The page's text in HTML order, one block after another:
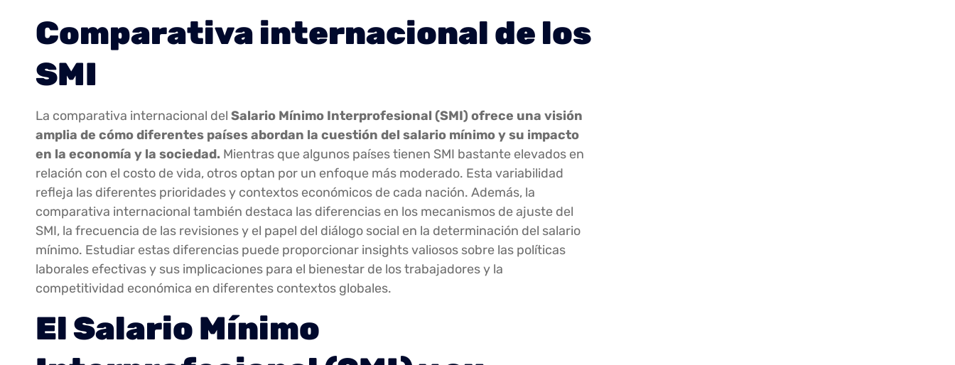
Comparativa internacional de los
SMI
La comparativa internacional del Salario Mínimo Interprofesional (SMI) ofrece una visión
amplia de cómo diferentes países abordan la cuestión del salario mínimo y su impacto
en la economía y la sociedad. Mientras que algunos países tienen SMI bastante elevados en
relación con el costo de vida, otros optan por un enfoque más moderado. Esta variabilidad
refleja las diferentes prioridades y contextos económicos de cada nación. Además, la
comparativa internacional también destaca las diferencias en los mecanismos de ajuste del
SMI, la frecuencia de las revisiones y el papel del diálogo social en la determinación del salario
mínimo. Estudiar estas diferencias puede proporcionar insights valiosos sobre las políticas
laborales efectivas y sus implicaciones para el bienestar de los trabajadores y la
competitividad económica en diferentes contextos globales.
El Salario Mínimo